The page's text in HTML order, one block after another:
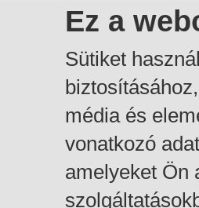
Ez a
Sütiket
média és
vonatkozó
amelyeket Ön